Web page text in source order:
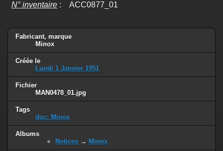
N° inventaire : ACC0877_01
Fabricant, marque
Minox
Créée le
Lundi 1 Janvier 1951
Fichier
MAN0478_01.jpg
Tags
doc: Minox
Albums
Notices → Minox